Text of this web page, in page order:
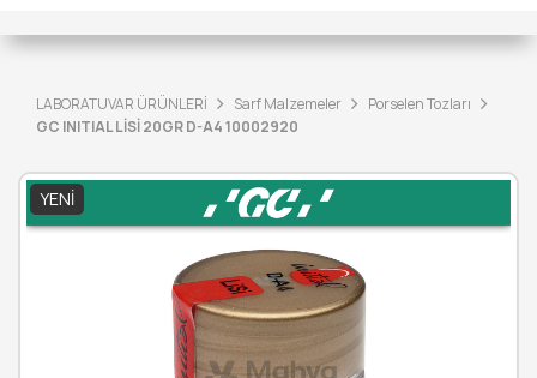
LABORATUVAR ÜRÜNLERİ Sarf Malzemeler
Porselen Tozları
GC INITIAL LİSİ 20GR D-A4 10002920
YENI